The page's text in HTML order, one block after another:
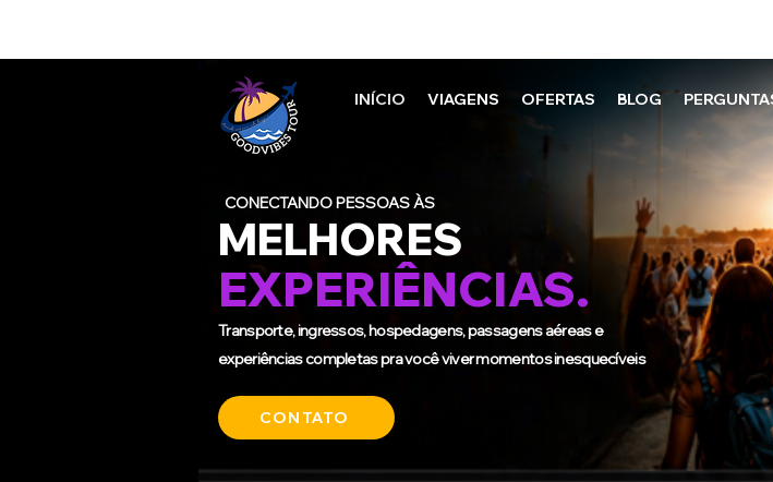
INÍCIO VIAGENS OFERTAS BLOG
CONTATO
CONECTANDO PESSOAS ÀS
MELHORES
EXPERIÊNCIAS.
Transporte, ingressos, hospedagens, passagens aéreas e
experiências completas pra você viver momentos inesquecíveis